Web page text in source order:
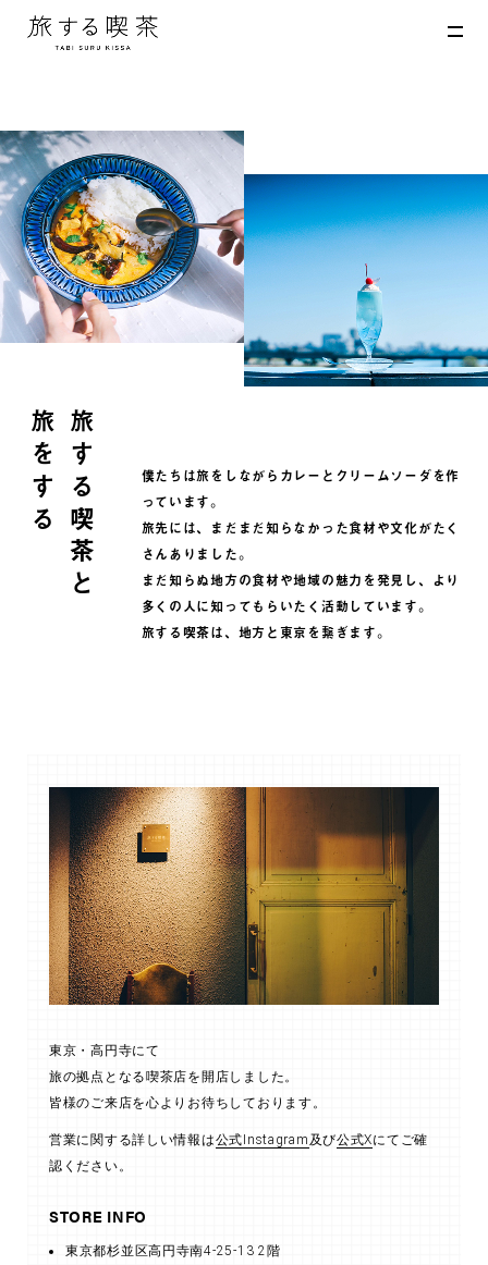
旅する喫茶と
旅をする
僕たちは旅をしながらカレーとクリームソーダを作
っています。
旅先には、まだまだ知らなかった食材や文化がたく
さんありました。
まだ知らぬ地方の食材や地域の魅力を発見し、 より
多くの人に知ってもらいたく活動しています。
旅する喫茶は、地方と東京を繋ぎます。
東京・高円寺にて
旅の拠点となる喫茶店を開店しました。
皆様のご来店を心よりお待ちしております。
営業に関する詳しい情報は公式Instagram 及び公式Xにてご確
認ください。
STORE INFO
東京都杉並区高円寺南4-25-13 2階